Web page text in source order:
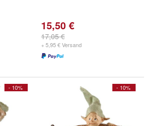
15,50 €
17,05 €
+ 5,95 € Versand
- 10% - 10%